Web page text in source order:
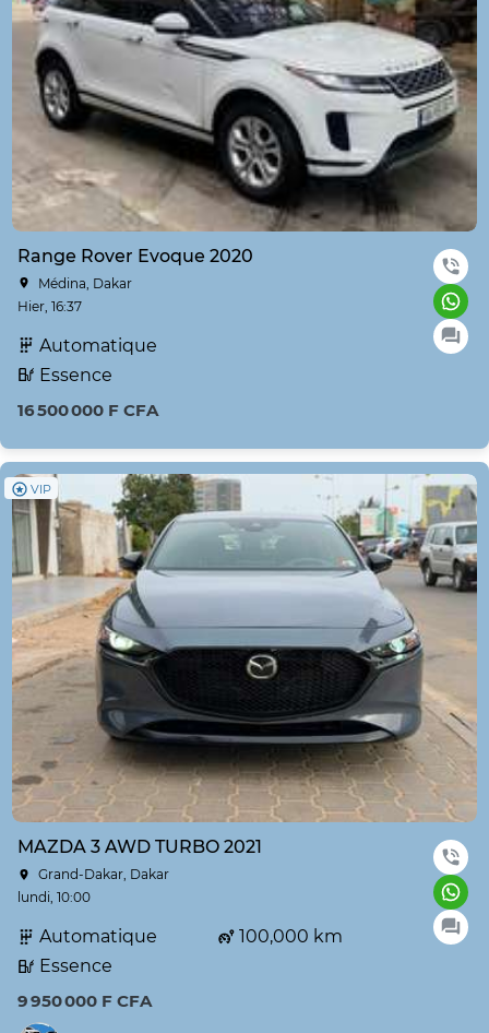
Range Rover Evoque 2020
Médina, Dakar
Hier, 16:37
Automatique
Essence
16 500 000 F CFA
VIP
MAZDA 3 AWD TURBO 2021
Grand-Dakar, Dakar
lundi, 10:00
Automatique
100,000 km
Essence
9 950 000 F CFA